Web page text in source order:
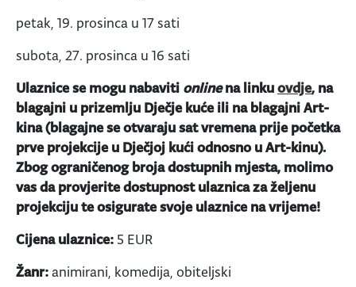
petak, 19. prosinca u 17 sati
subota, 27. prosinca u 16 sati
Ulaznice se mogu nabaviti onlinena linkuovdje, na
blagajni u prizemlju Dječje kuće ili na blagajni Art-
kina (blagajne se otvaraju sat vremena prije početka
prve projekcije u Dječjoj kući odnosno u Art-kinu).
Zbog ograničenog broja dostupnih mjesta, molimo
vas da provjerite dostupnost ulaznica za željenu
projekciju te osigurate svoje ulaznice na vrijeme!
Cijena ulaznice: 5 EUR
Žanr:animirani, komedija, obiteljski